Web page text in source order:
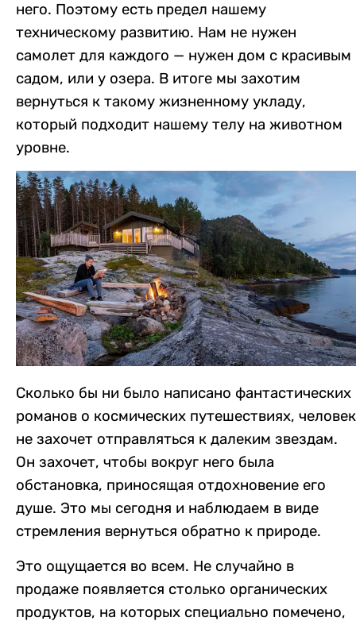
него. Поэтому есть предел нашему
техническому развитию. Нам не нужен
самолет для каждого — нужен дом с красивым
садом, или у озера. В итоге мы захотим
вернуться к такому жизненному укладу,
который подходит нашему телу на животном
уровне.
Сколько бы ни было написано фантастических
романов о космических путешествиях, человек
не захочет отправляться к далеким звездам.
Он захочет, чтобы вокруг него была
обстановка, приносящая отдохновение его
душе. Это мы сегодня и наблюдаем в виде
стремления вернуться обратно к природе.
Это ощущается во всем. Не случайно в
продаже появляется столько органических
продуктов, на которых специально помечено,